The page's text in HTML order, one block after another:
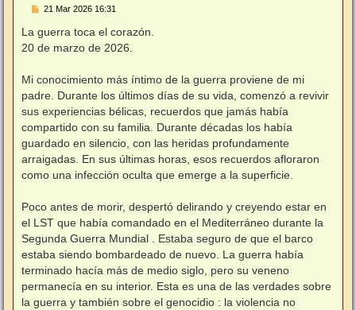
M
n
s
a
21 Mar 2026 16:31
La guerra toca el corazón.
20 de marzo de 2026.
Mi conocimiento más íntimo de la guerra proviene de mi
padre. Durante los últimos días de su vida, comenzó a revivir
sus experiencias bélicas, recuerdos que jamás había
compartido con su familia. Durante décadas los había
guardado en silencio, con las heridas profundamente
arraigadas. En sus últimas horas, esos recuerdos afloraron
como una infección oculta que emerge a la superficie.
Poco antes de morir, despertó delirando y creyendo estar en
el LST que había comandado en el Mediterráneo durante la
Segunda Guerra Mundial . Estaba seguro de que el barco
estaba siendo bombardeado de nuevo. La guerra había
terminado hacía más de medio siglo, pero su veneno
permanecía en su interior. Esta es una de las verdades sobre
la guerra y también sobre el genocidio : la violencia no